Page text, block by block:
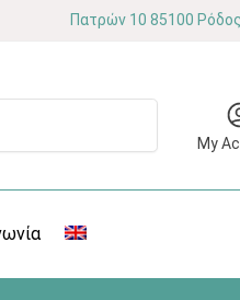
Πατρών 10 85100
My